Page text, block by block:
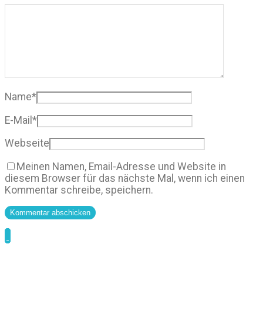
Name*
E-Mail *
Webseite
Meinen Namen, Email-Adresse und Website in
diesem Browser für das nächste Mal, wenn ich einen
Kommentar schreibe, speichern.